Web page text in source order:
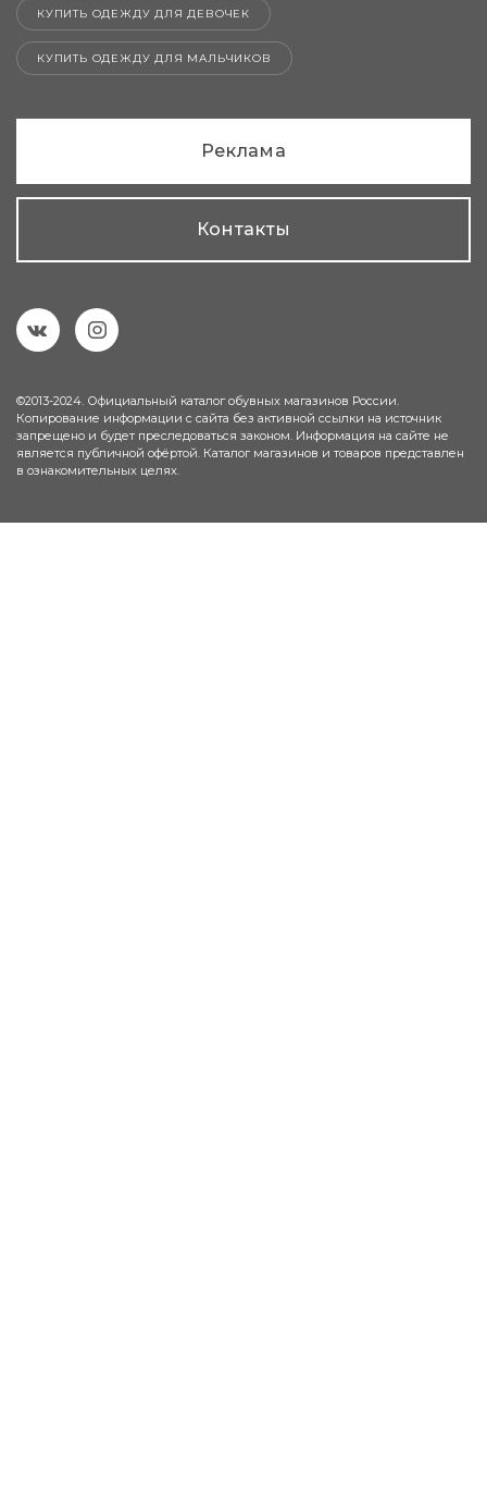
КУПИТЬ ОДЕЖДУ ДЛЯ ДЕВОЧЕК
КУПИТЬ ОДЕЖДУ ДЛЯ МАЛЬЧИКОВ
Реклама
Контакты
©2013-2024. Официальный каталог обувных магазинов России.
Копирование информации с сайта без активной ссылки на источник
запрещено и будет преследоваться законом. Информация на сайте не
является публичной офёртой. Каталог магазинов и товаров представлен
в ознакомительных целях.